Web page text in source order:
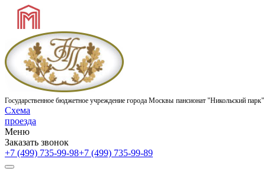
Государственное бюджетное учреждение города Москвы пансионат "Никольский парк"
Схема
проезда
Меню
Заказать звонок
+7 (499) 735-99-98+7 (499) 735-99-89